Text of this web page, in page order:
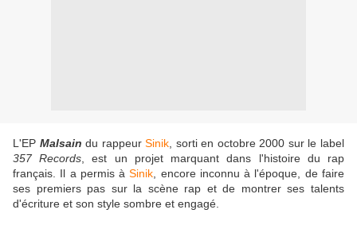
L'EP Malsain du rappeurSinik , sorti en octobre 2000 sur le label
357 Records , est un projet marquant dans l'histoire du rap
français. Il a permis àSinik , encore inconnu à l'époque, de faire
ses premiers pas sur la scène rap et de montrer ses talents
d'écriture et son style sombre et engagé.